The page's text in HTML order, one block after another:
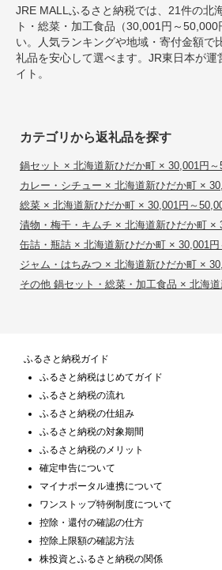
JRE MALLふるさと納税では、21件の
ト・総菜・加工食品（30,001円～
い。人気ランキングや地域・寄付金額で
礼品を安心して選べます。JR東日本が運
イト。
カテゴリから返礼品を探す
鍋セット × 北海道新ひだか町 × 30,001円～
カレー・シチュー × 北海道新ひだか町 ×
総菜 × 北海道新ひだか町 × 30,001円～
漬物・梅干・キムチ × 北海道新ひだか町 ×
缶詰・瓶詰 × 北海道新ひだか町 × 30,001円
ジャム・はちみつ × 北海道新ひだか町 ×
その他 鍋セット・総菜・加工食品 × 北海
ふるさと納税ガイド
ふるさと納税はじめてガイド
ふるさと納税の流れ
ふるさと納税の仕組み
ふるさと納税の対象期間
ふるさと納税のメリット
確定申告について
マイナポータル連携について
ワンストップ特例制度について
控除・還付の確認の仕方
控除上限額の確認方法
株投資とふるさと納税の関係